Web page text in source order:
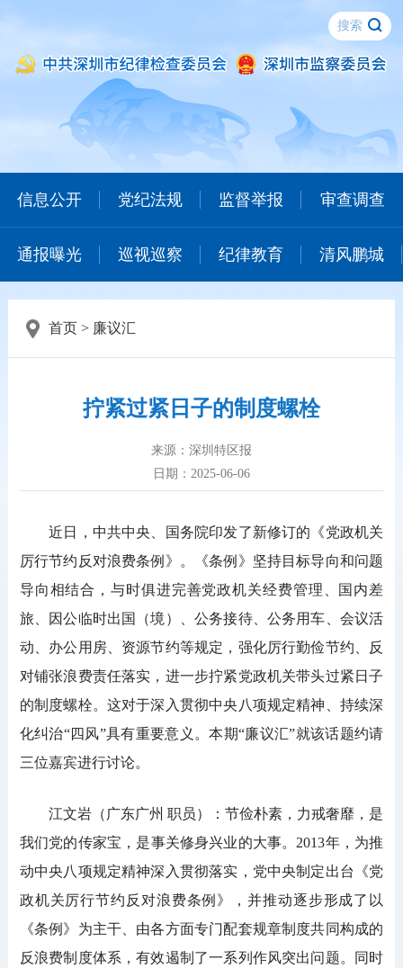
信息公开 党纪法规 监督举报 审查调查
通报曝光 巡视巡察 纪律教育 清风鹏城
首页> 廉议汇
拧紧过紧日子的制度螺栓
来源：深圳特区报
日期：2025-06-06
近日，中共中央、国务院印发了新修订的《党政机关
厉行节约反对浪费条例》。《条例》坚持目标导向和问题
导向相结合，与时俱进完善党政机关经费管理、国内差
旅、因公临时出国（境）、公务接待、公务用车、会议活
动、办公用房、资源节约等规定，强化厉行勤俭节约、反
对铺张浪费责任落实，进一步拧紧党政机关带头过紧日子
的制度螺栓。这对于深入贯彻中央八项规定精神、持续深
化纠治“四风”具有重要意义。本期“廉议汇”就该话题约请
三位嘉宾进行讨论。
江文岩（广东广州 职员）：节俭朴素，力戒奢靡，是
我们党的传家宝，是事关修身兴业的大事。2013年，为推
动中央八项规定精神深入贯彻落实，党中央制定出台《党
政机关厉行节约反对浪费条例》，并推动逐步形成了以
《条例》为主干、由各方面专门配套规章制度共同构成的
反浪费制度体系，有效遏制了一系列作风突出问题。同时